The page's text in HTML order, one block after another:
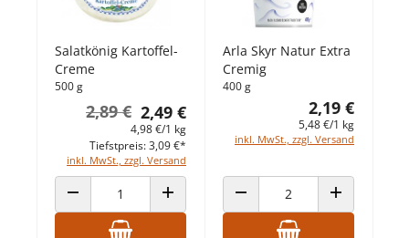
Salatkönig Kartoffel-
Creme
500 g
2,49 €
2,89 €
4,98 €/1 kg
inkl. MwSt., zzgl. Versand
Tiefstpreis: 3,09 €*
ANZAHL VERRINGERNANZAHL ERHÖHEN
Arla Skyr Natur Extra
Cremig
400 g
2,19 €
5,48 €/1 kg
inkl. MwSt., zzgl. Versand
ANZAHL VERRINGERNANZAHL